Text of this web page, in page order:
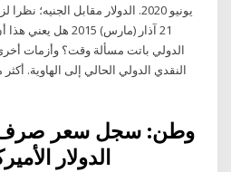
يونيو 2020. الدولار مقابل
21 آذار (مارس) 2015
الدولي باتت مسألة وقت؟ وأزمات
الدولار